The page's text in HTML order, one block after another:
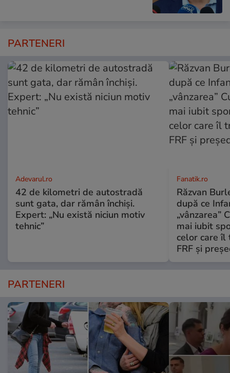
PARTENERI
Adevarul.ro
42 de kilometri de autostradă
sunt gata, dar rămân închiși.
Expert: „Nu există niciun motiv
tehnic”
Fanatik.ro
Răzvan
după ce
„vânzarea”
mai iubit
celor care îl
FRF şi
PARTENERI